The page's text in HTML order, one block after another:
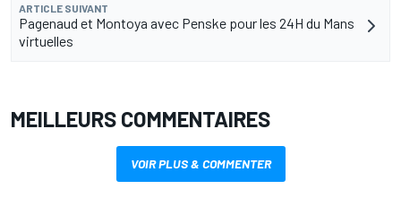
ARTICLE SUIVANT
Pagenaud et Montoya avec Penske pour les 24H du Mans
virtuelles
MEILLEURS COMMENTAIRES
VOIR PLUS & COMMENTER